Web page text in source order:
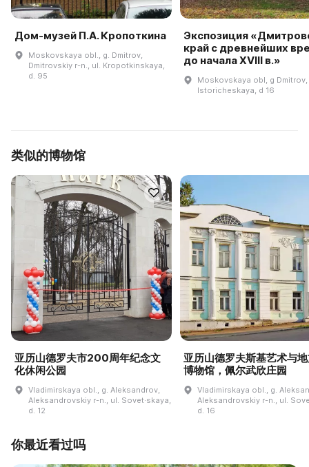
Дом-музей П.А. Кропоткина
Moskovskaya obl., g. Dmitrov,
Dmitrovskiy r-n., ul. Kropotkinskaya,
d. 95
Экспозиция
край с древнейших
до начала XVIII в.»
Moskovskaya obl, g Dmitrov,
Istoricheskaya, d 16
类似的博物馆
亚历山德罗夫市200周年纪念文
化休闲公园
Vladimirskaya obl., g. Aleksandrov,
Aleksandrovskiy r-n., ul. Sovet·skaya,
d. 12
亚历山德罗夫斯基艺术与
博物馆，佩尔武欣庄园
Vladimirskaya obl., g.
Aleksandrovskiy r-n., ul.
d. 16
你最近看过吗